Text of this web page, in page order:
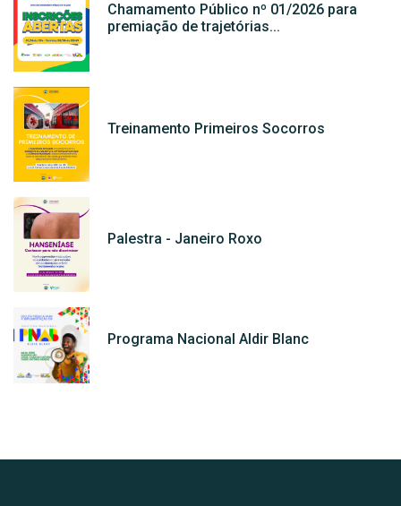
Chamamento Público nº 01/2026 para
premiação de trajetórias...
Treinamento Primeiros Socorros
Palestra - Janeiro Roxo
Programa Nacional Aldir Blanc